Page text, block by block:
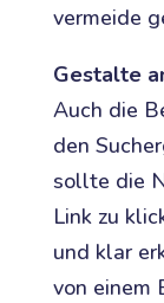
vermeide
Gestalte
Auch die
den
sollte die
Link zu
und klar
von einem